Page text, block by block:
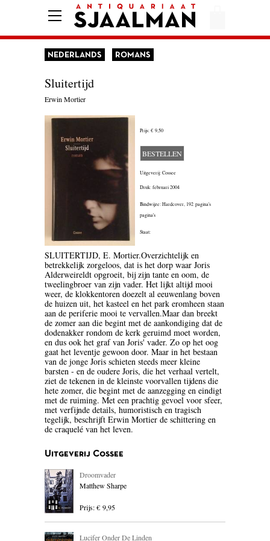
AANBIEDING
BIOGRAFIE
BLOEMLEZING
BOEKENWEEK GESCHENK
BRIEVEN
CARTOONS
COLUMNS
DONATEURS LITERAIR
DUITSLAND
ENGELAND
ENGELSTALIG
NEDERLANDS ROMANS
Sluitertijd
Erwin Mortier
Prijs: € 9,50
BESTELLEN
Uitgeverij: Cossee
Druk: februari 2004
Bindwijze: Hardcover, 192 pagina's
pagina's
Staat:
SLUITERTIJD, E. Mortier.Overzichtelijk en
betrekkelijk zorgeloos, dat is het dorp waar Joris
Alderweireldt opgroeit, bij zijn tante en oom, de
tweelingbroer van zijn vader. Het lijkt altijd mooi
weer, de klokkentoren doezelt al eeuwenlang boven
de huizen uit, het kasteel en het park eromheen staan
aan de periferie mooi te vervallen.Maar dan breekt
de zomer aan die begint met de aankondiging dat de
dodenakker rondom de kerk geruimd moet worden,
en dus ook het graf van Joris' vader. Zo op het oog
gaat het leventje gewoon door. Maar in het bestaan
van de jonge Joris schieten steeds meer kleine
barsten - en de oudere Joris, die het verhaal vertelt,
ziet de tekenen in de kleinste voorvallen tijdens die
hete zomer, die begint met de aanzegging en eindigt
met de ruiming. Met een prachtig gevoel voor sfeer,
met verfijnde details, humoristisch en tragisch
tegelijk, beschrijft Erwin Mortier de schittering en
de craquelé van het leven.
Uitgeverij Cossee
Droomvader
Matthew Sharpe
Prijs: € 9,95
Lucifer Onder De Linden